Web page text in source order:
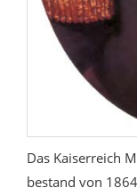
Das Kaiserreich
bestand von